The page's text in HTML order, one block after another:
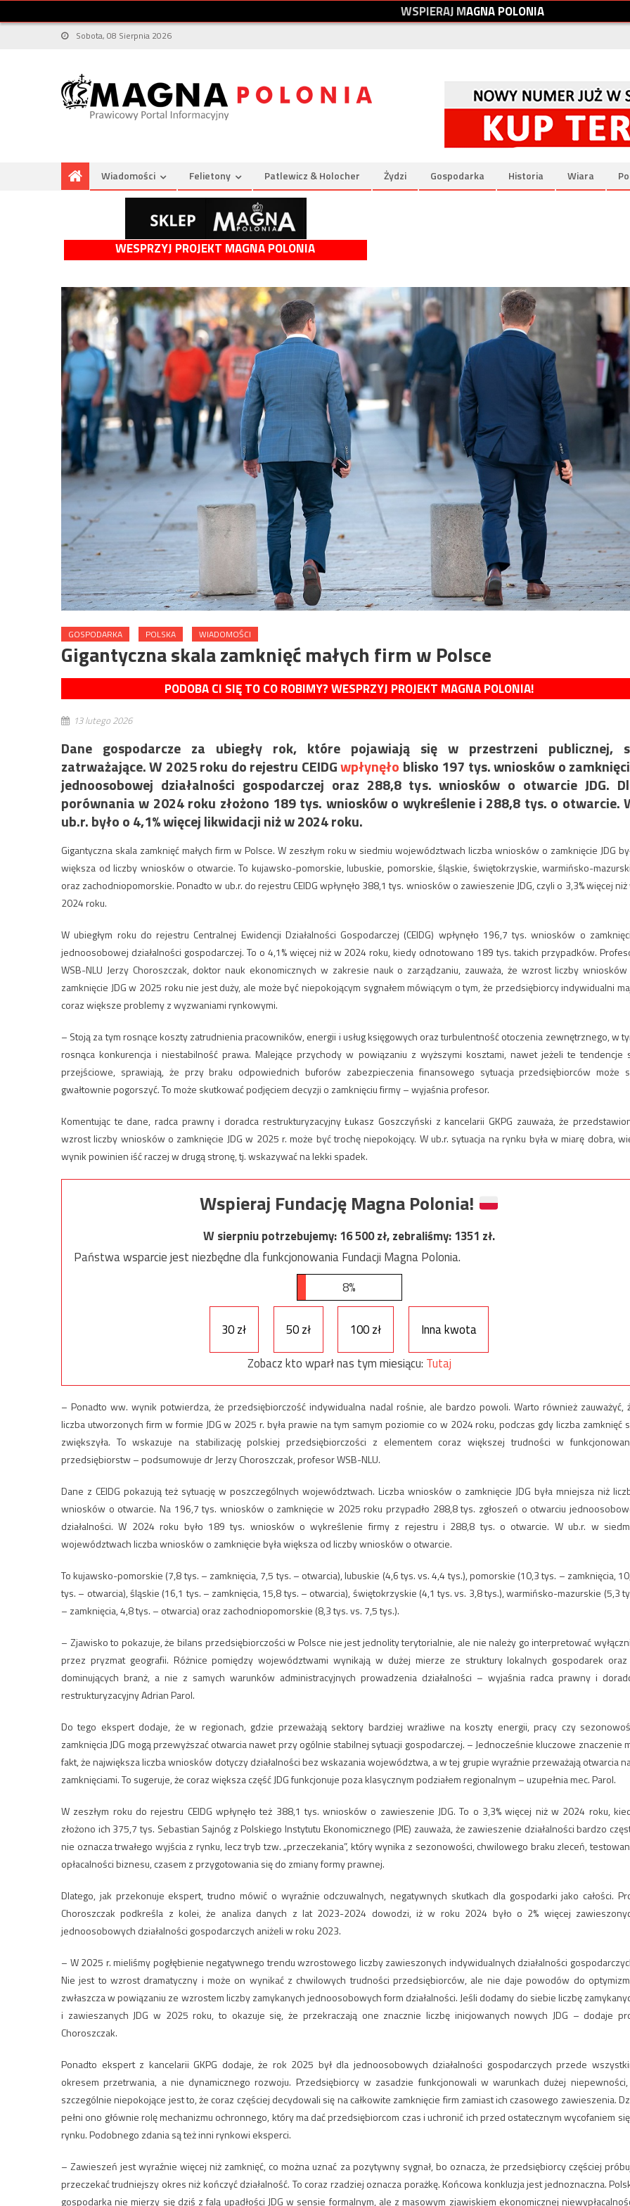
WSPIERAJMAGNAPOLONIA
Sobota, 08 Sierpnia 2026
Wiadomości Felietony Patlewicz & Holocher Żydzi Gospodarka Historia Wiara
WESPRZYJ PROJEKT MAGNA POLONIA
GOSPODARKA POLSKA WIADOMOŚCI
Gigantyczna skala zamknięć małych firm w Polsce
PODOBA CI SIĘ TO CO ROBIMY? WESPRZYJ PROJEKT MAGNA POLONIA!
13 lutego 2026
Dane gospodarcze za ubiegły rok, które pojawiają się w przestrzeni publicznej,
zatrważające. W 2025 roku do rejestru CEIDGwpłynęło blisko 197 tys. wniosków o
jednoosobowej działalności gospodarczej oraz 288,8 tys. wniosków o otwarcie JDG.
porównania w 2024 roku złożono 189 tys. wniosków o wykreślenie i 288,8 tys. o otwarcie.
ub.r. było o 4,1% więcej likwidacji niż w 2024 roku.
Gigantyczna skala zamknięć małych firm w Polsce. W zeszłym roku w siedmiu województwach liczba wniosków o zamknięcie JDG
większa od liczby wniosków o otwarcie. To kujawsko-pomorskie, lubuskie, pomorskie, śląskie, świętokrzyskie, warmińsko-
oraz zachodniopomorskie. Ponadto w ub.r. do rejestru CEIDG wpłynęło 388,1 tys. wniosków o zawieszenie JDG, czyli o 3,3% więcej niż
2024 roku.
W ubiegłym roku do rejestru Centralnej Ewidencji Działalności Gospodarczej (CEIDG) wpłynęło 196,7 tys. wniosków o
jednoosobowej działalności gospodarczej. To o 4,1% więcej niż w 2024 roku, kiedy odnotowano 189 tys. takich przypadków.
WSB-NLU Jerzy Choroszczak, doktor nauk ekonomicznych w zakresie nauk o zarządzaniu, zauważa, że wzrost liczby
zamknięcie JDG w 2025 roku nie jest duży, ale może być niepokojącym sygnałem mówiącym o tym, że przedsiębiorcy indywidualni
coraz większe problemy z wyzwaniami rynkowymi.
– Stoją za tym rosnące koszty zatrudnienia pracowników, energii i usług księgowych oraz turbulentność otoczenia zewnętrznego, w
rosnąca konkurencja i niestabilność prawa. Malejące przychody w powiązaniu z wyższymi kosztami, nawet jeżeli te tendencje
przejściowe, sprawiają, że przy braku odpowiednich buforów zabezpieczenia finansowego sytuacja przedsiębiorców może
gwałtownie pogorszyć. To może skutkować podjęciem decyzji o zamknięciu firmy – wyjaśnia profesor.
Komentując te dane, radca prawny i doradca restrukturyzacyjny Łukasz Goszczyński z kancelarii GKPG zauważa, że
wzrost liczby wniosków o zamknięcie JDG w 2025 r. może być trochę niepokojący. W ub.r. sytuacja na rynku była w miarę dobra,
wynik powinien iść raczej w drugą stronę, tj. wskazywać na lekki spadek.
Wspieraj Fundację Magna Polonia!
W sierpniu potrzebujemy:16 500zł, zebraliśmy:1351 zł.
Państwa wsparcie jest niezbędne dla funkcjonowania Fundacji Magna Polonia.
8%
30 zł 50 zł 100 zł
Inna kwota
Zobacz kto wparł nas tym miesiącu: Tutaj
– Ponadto ww. wynik potwierdza, że przedsiębiorczość indywidualna nadal rośnie, ale bardzo powoli. Warto również zauważyć,
liczba utworzonych firm w formie JDG w 2025 r. była prawie na tym samym poziomie co w 2024 roku, podczas gdy liczba zamknięć
zwiększyła. To wskazuje na stabilizację polskiej przedsiębiorczości z elementem coraz większej trudności w
przedsiębiorstw – podsumowuje dr Jerzy Choroszczak, profesor WSB-NLU.
Dane z CEIDG pokazują też sytuację w poszczególnych województwach. Liczba wniosków o zamknięcie JDG była mniejsza niż
wniosków o otwarcie. Na 196,7 tys. wniosków o zamknięcie w 2025 roku przypadło 288,8 tys. zgłoszeń o otwarciu
działalności. W 2024 roku było 189 tys. wniosków o wykreślenie firmy z rejestru i 288,8 tys. o otwarcie. W ub.r. w
województwach liczba wniosków o zamknięcie była większa od liczby wniosków o otwarcie.
To kujawsko-pomorskie (7,8 tys. – zamknięcia, 7,5 tys. – otwarcia), lubuskie (4,6 tys. vs. 4,4 tys.), pomorskie (10,3 tys. – zamknięcia,
tys. – otwarcia), śląskie (16,1 tys. – zamknięcia, 15,8 tys. – otwarcia), świętokrzyskie (4,1 tys. vs. 3,8 tys.), warmińsko-mazurskie (5,3
– zamknięcia, 4,8 tys. – otwarcia) oraz zachodniopomorskie (8,3 tys. vs. 7,5 tys.).
– Zjawisko to pokazuje, że bilans przedsiębiorczości w Polsce nie jest jednolity terytorialnie, ale nie należy go interpretować
przez pryzmat geografii. Różnice pomiędzy województwami wynikają w dużej mierze ze struktury lokalnych gospodarek
dominujących branż, a nie z samych warunków administracyjnych prowadzenia działalności – wyjaśnia radca prawny i
restrukturyzacyjny Adrian Parol.
Do tego ekspert dodaje, że w regionach, gdzie przeważają sektory bardziej wrażliwe na koszty energii, pracy czy
zamknięcia JDG mogą przewyższać otwarcia nawet przy ogólnie stabilnej sytuacji gospodarczej. – Jednocześnie kluczowe znaczenie
fakt, że największa liczba wniosków dotyczy działalności bez wskazania województwa, a w tej grupie wyraźnie przeważają otwarcia
zamknięciami. To sugeruje, że coraz większa część JDG funkcjonuje poza klasycznym podziałem regionalnym – uzupełnia mec. Parol.
W zeszłym roku do rejestru CEIDG wpłynęło też 388,1 tys. wniosków o zawieszenie JDG. To o 3,3% więcej niż w 2024 roku,
złożono ich 375,7 tys. Sebastian Sajnóg z Polskiego Instytutu Ekonomicznego (PIE) zauważa, że zawieszenie działalności bardzo
nie oznacza trwałego wyjścia z rynku, lecz tryb tzw. „przeczekania”, który wynika z sezonowości, chwilowego braku zleceń,
opłacalności biznesu, czasem z przygotowania się do zmiany formy prawnej.
Dlatego, jak przekonuje ekspert, trudno mówić o wyraźnie odczuwalnych, negatywnych skutkach dla gospodarki jako całości.
Choroszczak podkreśla z kolei, że analiza danych z lat 2023-2024 dowodzi, iż w roku 2024 było o 2% więcej
jednoosobowych działalności gospodarczych aniżeli w roku 2023.
– W 2025 r. mieliśmy pogłębienie negatywnego trendu wzrostowego liczby zawieszonych indywidualnych działalności
Nie jest to wzrost dramatyczny i może on wynikać z chwilowych trudności przedsiębiorców, ale nie daje powodów do
zwłaszcza w powiązaniu ze wzrostem liczby zamykanych jednoosobowych form działalności. Jeśli dodamy do siebie liczbę
i zawieszanych JDG w 2025 roku, to okazuje się, że przekraczają one znacznie liczbę inicjowanych nowych JDG – dodaje
Choroszczak.
Ponadto ekspert z kancelarii GKPG dodaje, że rok 2025 był dla jednoosobowych działalności gospodarczych przede
okresem przetrwania, a nie dynamicznego rozwoju. Przedsiębiorcy w zasadzie funkcjonowali w warunkach dużej
szczególnie niepokojące jest to, że coraz częściej decydowali się na całkowite zamknięcie firm zamiast ich czasowego zawieszenia.
pełni ono głównie rolę mechanizmu ochronnego, który ma dać przedsiębiorcom czas i uchronić ich przed ostatecznym wycofaniem
rynku. Podobnego zdania są też inni rynkowi eksperci.
– Zawieszeń jest wyraźnie więcej niż zamknięć, co można uznać za pozytywny sygnał, bo oznacza, że przedsiębiorcy częściej
przeczekać trudniejszy okres niż kończyć działalność. To coraz rzadziej oznacza porażkę. Końcowa konkluzja jest jednoznaczna.
gospodarka nie mierzy się dziś z falą upadłości JDG w sensie formalnym, ale z masowym zjawiskiem ekonomicznej